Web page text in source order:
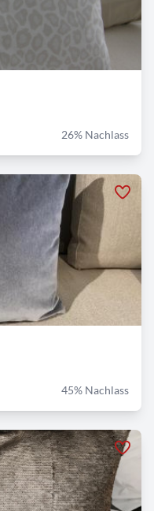
26% Nachlass
45% Nachlass